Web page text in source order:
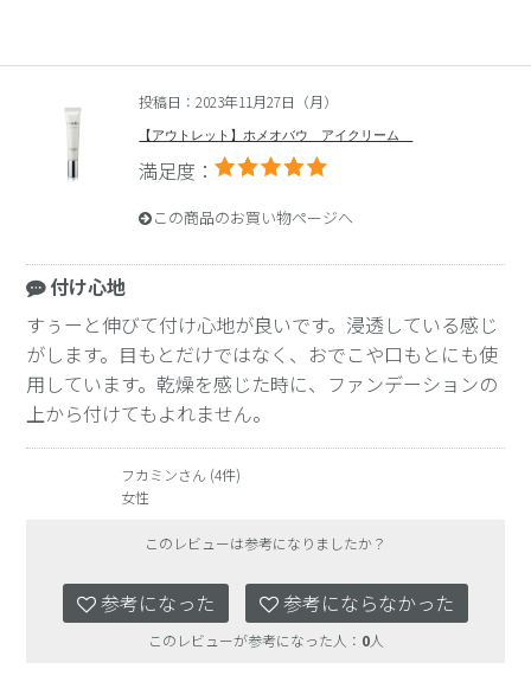
投稿日：2023年11月27日（月）
【アウトレット】ホメオバウ アイクリーム
満足度：
この商品のお買い物ページへ
付け心地
すぅーと伸びて付け心地が良いです。浸透している感じ
がします。目もとだけではなく、おでこや口もとにも使
用しています。乾燥を感じた時に、ファンデーションの
上から付けてもよれません。
フカミンさん (4件)
女性
このレビューは参考になりましたか？
参考になった 参考にならなかった
このレビューが参考になった人： 0人